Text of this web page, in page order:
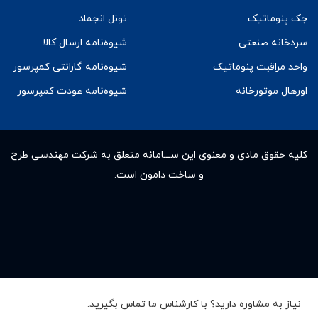
جک پنوماتیک
سردخانه صنعتی
واحد مراقبت پنوماتیک
اورهال موتورخانه
تونل انجماد
شیوه‌نامه ارسال کالا
شیوه‌نامه گارانتی کمپرسور
شیوه‌نامه عودت کمپرسور
کلیه حقوق مادى و معنوى این ســـامانه متعلق به شرکت مهندسی طرح
و ساخت دامون است.
نیاز به مشاوره دارید؟ با کارشناس ما تماس بگیرید.